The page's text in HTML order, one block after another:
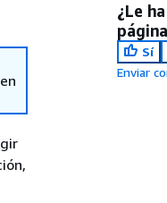
¿Le
Sí
Enviar